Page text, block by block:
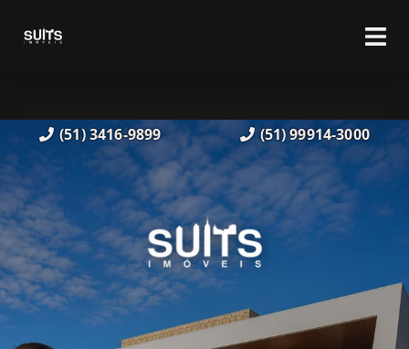
(51) 3416-9899 (51) 99914-3000